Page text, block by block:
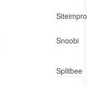
Snoobi
Splitbee